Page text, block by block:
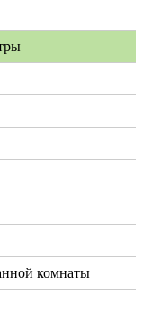
комнаты